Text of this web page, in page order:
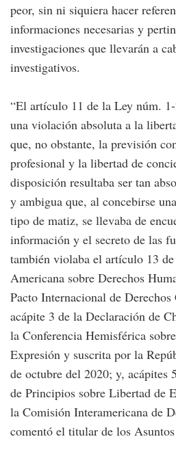
peor, sin ni siquiera hacer
informaciones necesarias y
investigaciones que llevarán a
investigativos.
“El artículo 11 de la Ley núm.
una violación absoluta a la
que, no obstante, la previsión
profesional y la libertad de
disposición resultaba ser tan
y ambigua que, al concebirse
tipo de matiz, se llevaba de
información y el secreto de las
también violaba el artículo 13
Americana sobre Derechos
Pacto Internacional de
acápite 3 de la Declaración de
la Conferencia Hemisférica
Expresión y suscrita por la
de octubre del 2020; y, acápites
de Principios sobre Libertad de
la Comisión Interamericana de
comentó el titular de los